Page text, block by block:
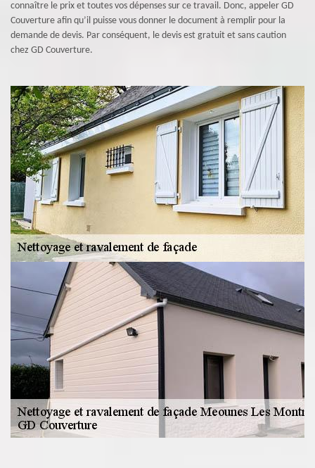
connaître le prix et toutes vos dépenses sur ce travail. Donc, appeler GD
Couverture afin qu’il puisse vous donner le document à remplir pour la
demande de devis. Par conséquent, le devis est gratuit et sans caution
chez GD Couverture.